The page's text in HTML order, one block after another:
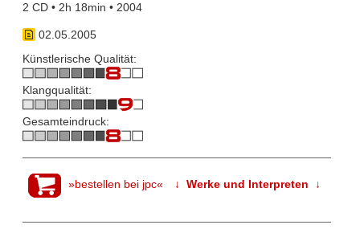
2 CD • 2h 18min • 2004
02.05.2005
Künstlerische Qualität:
Klangqualität:
Gesamteindruck:
»bestellen bei jpc« ↓ Werke und Interpreten ↓